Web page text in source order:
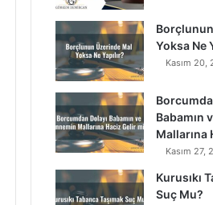
Yoksa Ne
Kasım 20,
Babamın
Mallarına
Kasım 27,
Kurusıkı
Suç Mu?